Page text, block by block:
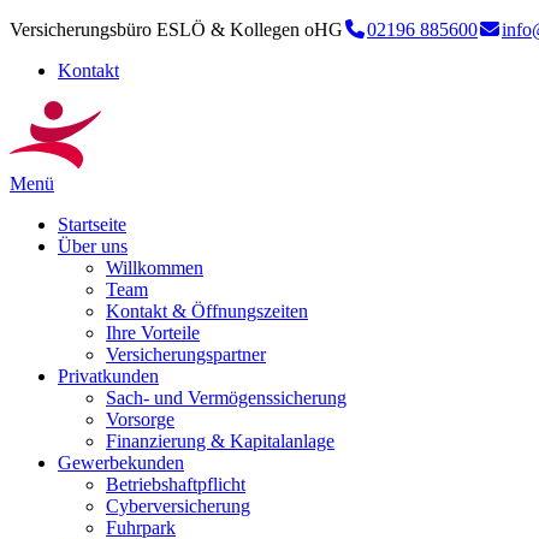
Versicherungsbüro ESLÖ & Kollegen oHG 02196 885600
Kontakt
Menü
Startseite
Über uns
Willkommen
Team
Kontakt & Öffnungszeiten
Ihre Vorteile
Versicherungspartner
Privatkunden
Sach- und Vermögenssicherung
Vorsorge
Finanzierung & Kapitalanlage
Gewerbekunden
Betriebshaftpflicht
Cyberversicherung
Fuhrpark